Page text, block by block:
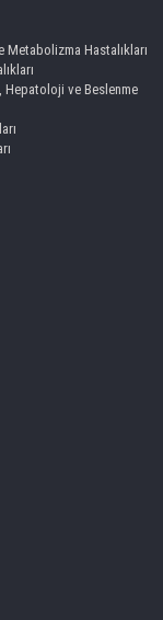
Hastalıkları
ve Beslenme